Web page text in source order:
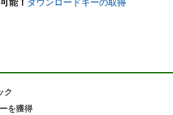
能！ ダウンロードキーの取得
ク
を獲得